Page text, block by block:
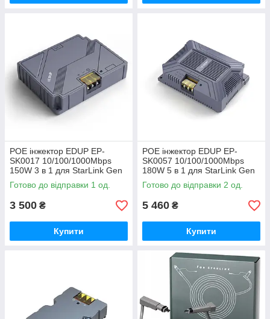
POE інжектор EDUP EP-
SK0017 10/100/1000Mbps
150W 3 в 1 для StarLink Gen
2
Готово до відправки 1 од.
3 500 ₴
Купити
POE інжектор EDUP EP-
SK0057 10/100/1000Mbps
180W 5 в 1 для StarLink Gen
2
Готово до відправки 2 од.
5 460 ₴
Купити